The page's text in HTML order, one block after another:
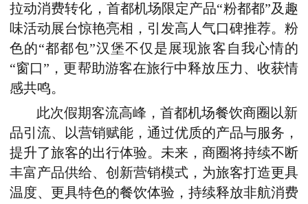
拉动消费转化，首都机场限定产品“粉都都”及趣
味活动展台惊艳亮相，引发高人气口碑推荐。粉
色的“都都包”汉堡不仅是展现旅客自我心情的
“窗口”，更帮助游客在旅行中释放压力、收获情
感共鸣。
此次假期客流高峰，首都机场餐饮商圈以新
品引流、以营销赋能，通过优质的产品与服务，
提升了旅客的出行体验。未来，商圈将持续不断
丰富产品供给、创新营销模式，为旅客打造更具
温度、更具特色的餐饮体验，持续释放非航消费